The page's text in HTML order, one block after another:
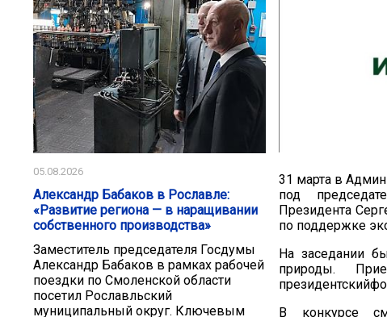
05.08.2026
Александр Бабаков в Рославле:
«Развитие региона — в наращивании
собственного производства»
Заместитель председателя Госдумы
Александр Бабаков в рамках рабочей
поездки по Смоленской области
посетил Рославльский
муниципальный округ. Ключевым
31 марта в
под
Президента
по поддержке
На заседании
природы.
В конкурсе